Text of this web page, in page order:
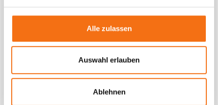
Alle zulassen
Auswahl erlauben
Ablehnen
WM-Marketing 2026: Nutze die Prime-Time am Tag!
Erreiche Fans mit dem amber LED BIKE 360°, amber
PIZZA und dem amber STAR direkt dort, wo die